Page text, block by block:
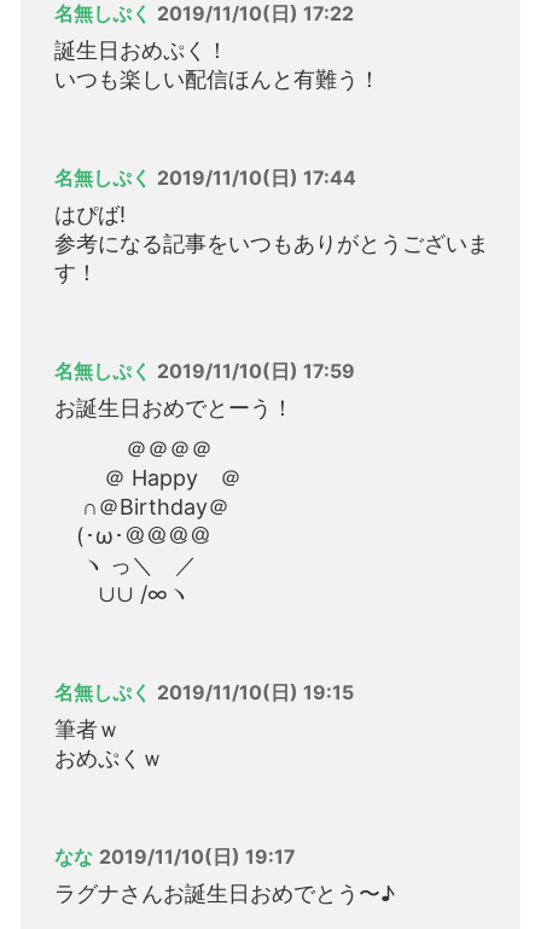
名無しぷく 2019/11/10(日) 17:22
誕生日おめぷく！
いつも楽しい配信ほんと有難う！
名無しぷく 2019/11/10(日) 17:44
はぴば!
参考になる記事をいつもありがとうございま
す！
名無しぷく 2019/11/10(日) 17:59
お誕生日おめでとーう！
＠＠＠＠
＠ Happy ＠
∩＠Birthday＠
(･ω･＠＠＠＠
ヽ っ＼ ／
∪∪ /∞ヽ
名無しぷく 2019/11/10(日) 19:15
筆者ｗ
おめぷくｗ
なな 2019/11/10(日) 19:17
ラグナさんお誕生日おめでとう〜♪